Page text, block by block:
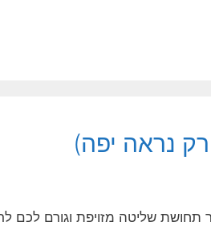
נראה יפה)
תחושת שליטה מזויפת וגורם לכם